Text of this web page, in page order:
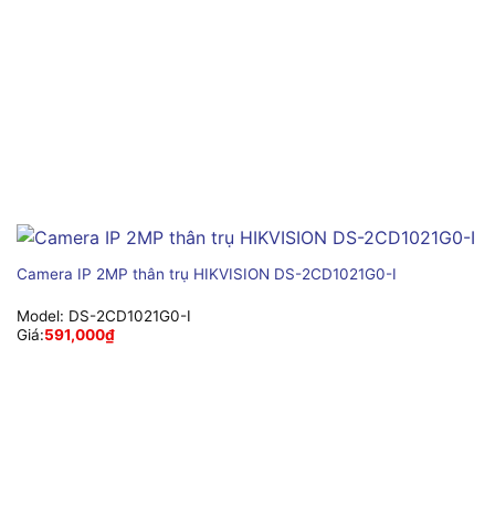
Camera IP 2MP thân trụ HIKVISION DS-2CD1021G0-I
Model: DS-2CD1021G0-I
Giá:591,000₫